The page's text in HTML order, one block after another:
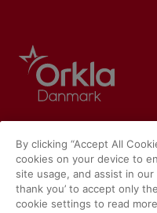
By clicking “Accept All
cookies on your device to
site usage, and assist in
thank you’ to accept only
cookie settings to read